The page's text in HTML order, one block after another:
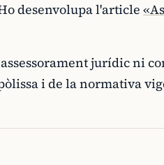
desenvolupa l'article
jurídic ni
i de la normativa